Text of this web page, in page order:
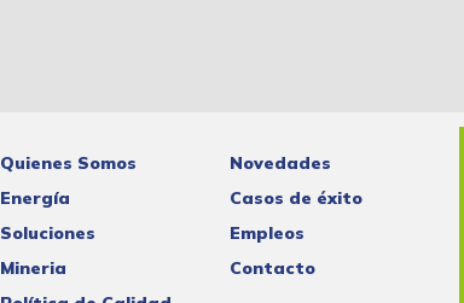
Quienes Somos
Energía
Soluciones
Mineria
Novedades
Casos de éxito
Empleos
Contacto